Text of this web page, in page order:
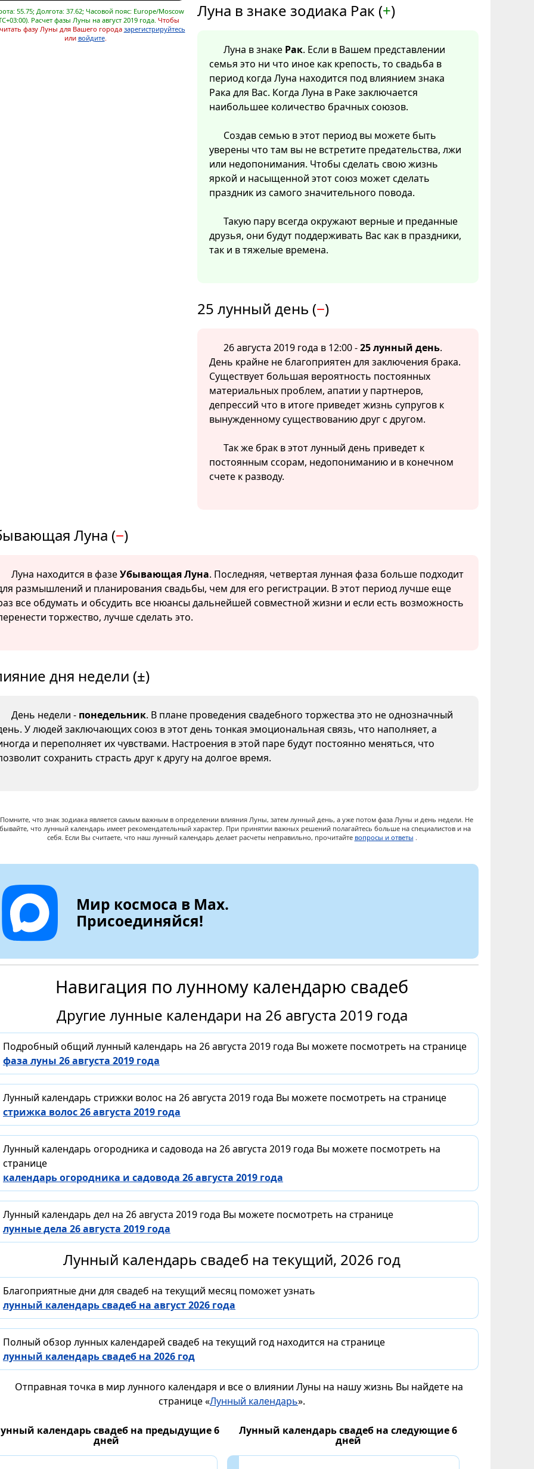
55.75; Долгота: 37.62; Часовой пояс: Europe/Moscow
Расчет фазы Луны на август 2019 года. Чтобы
фазу Луны для Вашего города зарегистрируйтесь
или войдите.
Луна в знаке зодиака Рак (+)
Луна в знаке Рак. Если в Вашем представлении
семья это ни что иное как крепость, то свадьба в
период когда Луна находится под влиянием знака
Рака для Вас. Когда Луна в Раке заключается
наибольшее количество брачных союзов.
Создав семью в этот период вы можете быть
уверены что там вы не встретите предательства, лжи
или недопонимания. Чтобы сделать свою жизнь
яркой и насыщенной этот союз может сделать
праздник из самого значительного повода.
Такую пару всегда окружают верные и преданные
друзья, они будут поддерживать Вас как в праздники,
так и в тяжелые времена.
25 лунный день (−)
26 августа 2019 года в 12:00 -25 лунный день.
День крайне не благоприятен для заключения брака.
Существует большая вероятность постоянных
материальных проблем, апатии у партнеров,
депрессий что в итоге приведет жизнь супругов к
вынужденному существованию друг с другом.
Так же брак в этот лунный день приведет к
постоянным ссорам, недопониманию и в конечном
счете к разводу.
Луна (−)
Луна находится в фазеУбывающая Луна. Последняя, четвертая лунная фаза больше подходит
размышлений и планирования свадьбы, чем для его регистрации. В этот период лучше еще
все обдумать и обсудить все нюансы дальнейшей совместной жизни и если есть возможность
торжество, лучше сделать это.
дня недели (±)
День недели - понедельник. В плане проведения свадебного торжества это не однозначный
У людей заключающих союз в этот день тонкая эмоциональная связь, что наполняет, а
и переполняет их чувствами. Настроения в этой паре будут постоянно меняться, что
сохранить страсть друг к другу на долгое время.
Помните, что знак зодиака является самым важным в определении влияния Луны, затем лунный день, а уже потом фаза Луны и день недели. Не
что лунный календарь имеет рекомендательный характер. При принятии важных решений полагайтесь больше на специалистов и на
себя. Если Вы считаете, что наш лунный календарь делает расчеты неправильно, прочитайте вопросы и ответы .
Мир космоса в Max.
Присоединяйся!
Навигация по лунному календарю свадеб
Другие лунные календари на 26 августа 2019 года
Подробный общий лунный календарь на 26 августа 2019 года Вы можете посмотреть на странице
фаза луны 26 августа 2019 года
Лунный календарь стрижки волос на 26 августа 2019 года Вы можете посмотреть на странице
стрижка волос 26 августа 2019 года
Лунный календарь огородника и садовода на 26 августа 2019 года Вы можете посмотреть на
странице
календарь огородника и садовода 26 августа 2019 года
Лунный календарь дел на 26 августа 2019 года Вы можете посмотреть на странице
лунные дела 26 августа 2019 года
Лунный календарь свадеб на текущий, 2026 год
Благоприятные дни для свадеб на текущий месяц поможет узнать
лунный календарь свадеб на август 2026 года
Полный обзор лунных календарей свадеб на текущий год находится на странице
лунный календарь свадеб на 2026 год
Отправная точка в мир лунного календаря и все о влиянии Луны на нашу жизнь Вы найдете на
странице «Лунный календарь».
календарь свадеб на предыдущие 6
дней
Лунный календарь свадеб на следующие 6
дней